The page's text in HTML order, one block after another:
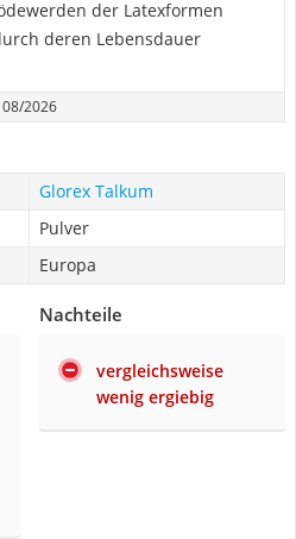
der Latexformen
deren Lebensdauer
08/2026
Glorex Talkum
Pulver
Europa
Nachteile
vergleichsweise
wenig ergiebig